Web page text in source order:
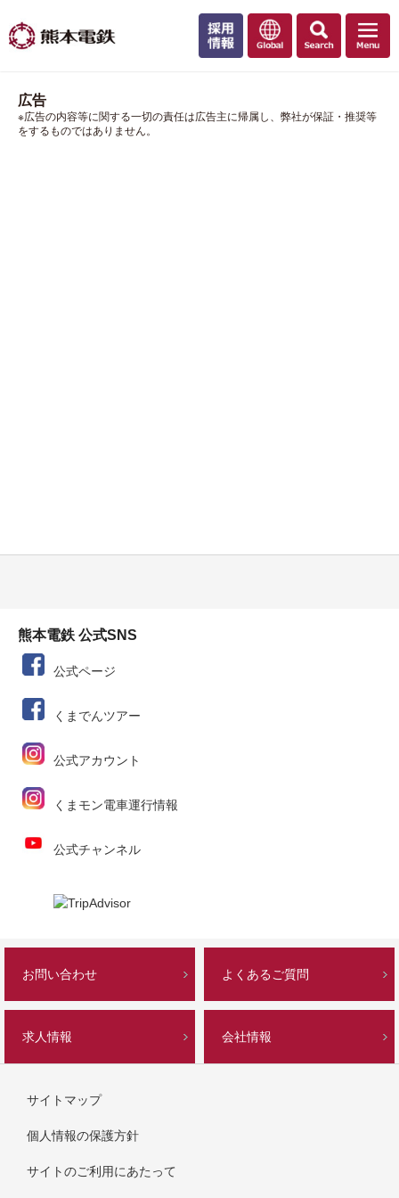
広告
※広告の内容等に関する一切の責任は広告主に帰属し、弊社が保証・推奨等
をするものではありません。
熊本電鉄 公式SNS
公式ページ
くまでんツアー
公式アカウント
くまモン電車運行情報
公式チャンネル
お問い合わせ よくあるご質問
求人情報 会社情報
サイトマップ
個人情報の保護方針
サイトのご利用にあたって